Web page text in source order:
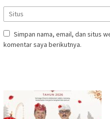
Simpan nama, email, dan situs
komentar saya berikutnya.